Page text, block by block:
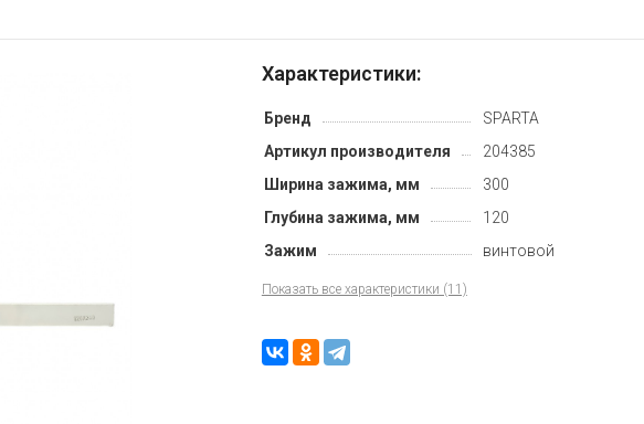
Характеристики:
Бренд
SPARTA
Артикул производителя
204385
Ширина зажима, мм
300
Глубина зажима, мм
120
Зажим
винтовой
Показать все характеристики (11)